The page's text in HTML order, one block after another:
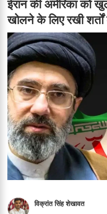
ईरान की अमेरिका को
खोलने के लिए रखी
विक्रांत सिंह शेखावत